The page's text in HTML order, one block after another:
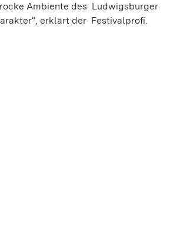
Ambiente des Ludwigsburger
erklärt der Festivalprofi.